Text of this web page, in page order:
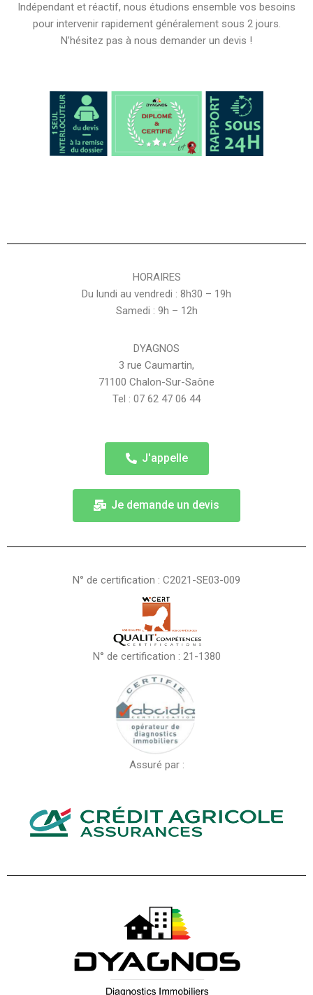
Indépendant et réactif, nous étudions ensemble vos besoins
pour intervenir rapidement généralement sous 2 jours.
N’hésitez pas à nous demander un devis !
HORAIRES
Du lundi au vendredi : 8h30 – 19h
Samedi : 9h – 12h
DYAGNOS
3 rue Caumartin,
71100 Chalon-Sur-Saône
Tel : 07 62 47 06 44
J'appelle
Je demande un devis
N° de certification : C2021-SE03-009
N° de certification : 21-1380
Assuré par :